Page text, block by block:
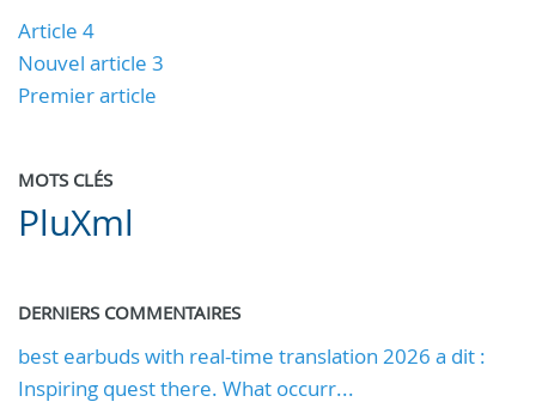
Article 4
Nouvel article 3
Premier article
MOTS CLÉS
PluXml
DERNIERS COMMENTAIRES
best earbuds with real-time translation 2026 a dit :
Inspiring quest there. What occurr...